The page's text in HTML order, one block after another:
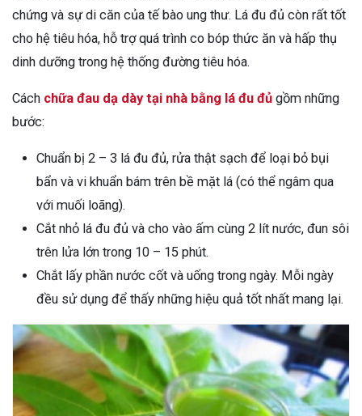
chứng và sự di căn của tế bào ung thư. Lá đu đủ còn rất tốt
cho hệ tiêu hóa, hỗ trợ quá trình co bóp thức ăn và hấp thụ
dinh dưỡng trong hệ thống đường tiêu hóa.
Cách chữa đau dạ dày tại nhà bằng lá đu đủ gồm những
bước:
Chuẩn bị 2 – 3 lá đu đủ, rửa thật sạch để loại bỏ bụi
bẩn và vi khuẩn bám trên bề mặt lá (có thể ngâm qua
với muối loãng).
Cắt nhỏ lá đu đủ và cho vào ấm cùng 2 lít nước, đun sôi
trên lửa lớn trong 10 – 15 phút.
Chắt lấy phần nước cốt và uống trong ngày. Mỗi ngày
đều sử dụng để thấy những hiệu quả tốt nhất mang lại.